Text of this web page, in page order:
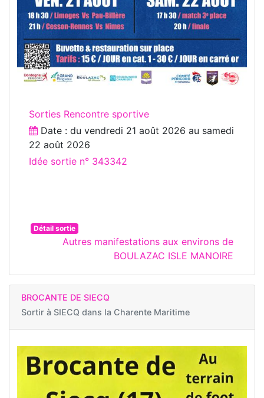
Sorties Rencontre sportive
Date : du vendredi 21 août 2026 au samedi
22 août 2026
Idée sortie n° 343342
Détail sortie
Autres manifestations aux environs de
BOULAZAC ISLE MANOIRE
BROCANTE DE SIECQ
Sortir à SIECQ dans la Charente Maritime